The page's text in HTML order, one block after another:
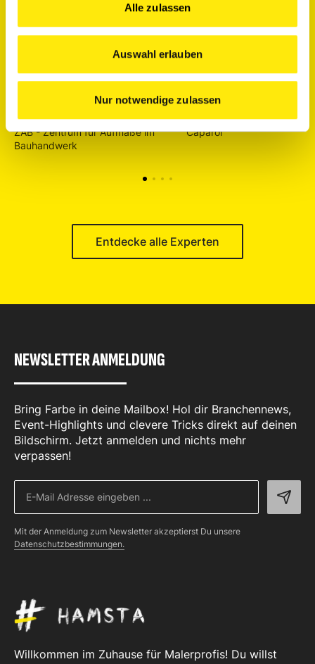
Alle zulassen
Auswahl erlauben
Nur notwendige zulassen
BAUABRECHNUNG
ZAB - Zentrum für Aufmaße im
Bauhandwerk
PARTNER
Caparol
Entdecke alle Experten
NEWSLETTER ANMELDUNG
Bring Farbe in deine Mailbox! Hol dir Branchennews,
Event-Highlights und clevere Tricks direkt auf deinen
Bildschirm. Jetzt anmelden und nichts mehr
verpassen!
Mit der Anmeldung zum Newsletter akzeptierst Du unsere
Datenschutzbestimmungen.
Willkommen im Zuhause für Malerprofis! Du willst